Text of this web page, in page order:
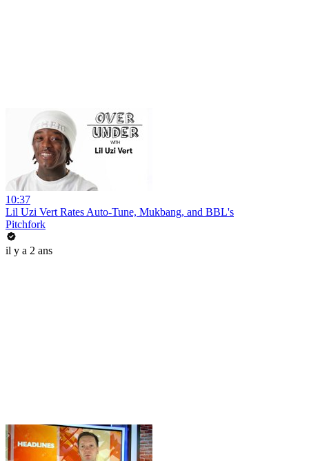
10:37
Lil Uzi Vert Rates Auto-Tune, Mukbang, and BBL's
Pitchfork
il y a 2 ans